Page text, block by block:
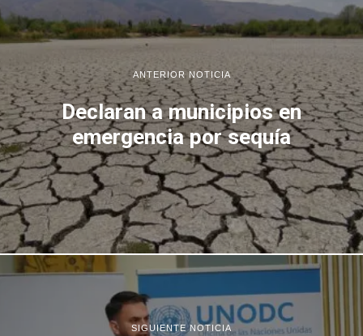
ANTERIOR NOTICIA
Declaran a municipios en
emergencia por sequía
SIGUIENTE NOTICIA